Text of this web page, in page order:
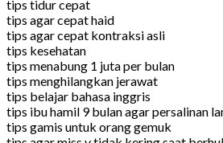
tips tidur cepat
tips agar cepat haid
tips agar cepat kontraksi asli
tips kesehatan
tips menabung 1 juta per bulan
tips menghilangkan jerawat
tips belajar bahasa inggris
tips ibu hamil 9 bulan agar persalinan
tips gamis untuk orang gemuk